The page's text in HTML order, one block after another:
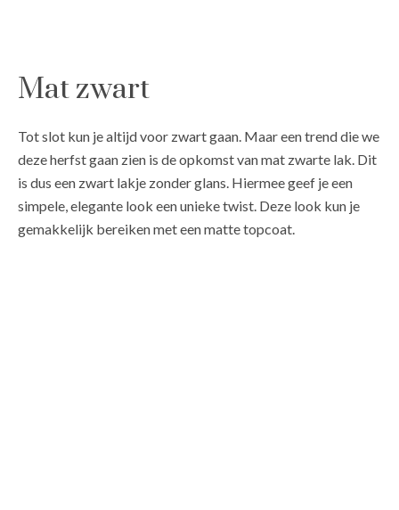
Mat zwart
Tot slot kun je altijd voor zwart gaan. Maar een trend die we
deze herfst gaan zien is de opkomst van mat zwarte lak. Dit
is dus een zwart lakje zonder glans. Hiermee geef je een
simpele, elegante look een unieke twist. Deze look kun je
gemakkelijk bereiken met een matte topcoat.